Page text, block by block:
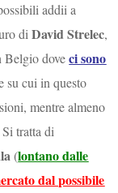
addii a
diDavid Strelec,
Belgio doveci sono
su cui in questo
mentre almeno
tratta di
(lontano dalle
dal possibile